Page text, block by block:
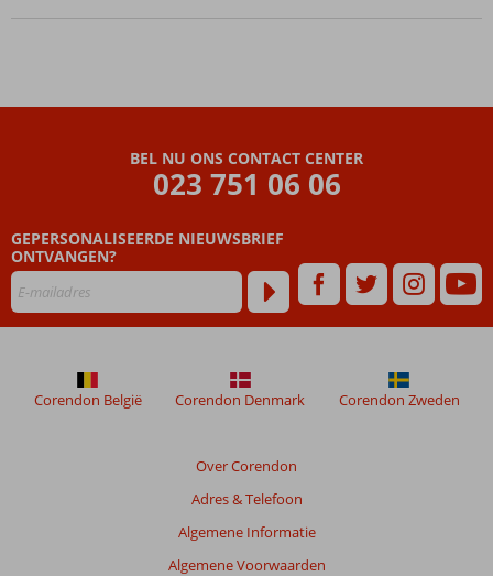
hotel
o.b.v.
Halfpension
en All
Inclusive
BEL NU ONS CONTACT CENTER
023 751 06 06
GEPERSONALISEERDE NIEUWSBRIEF
ONTVANGEN?
Over Corendon
Adres & Telefoon
Algemene Informatie
Algemene Voorwaarden
Corendon België Corendon Denmark Corendon Zweden